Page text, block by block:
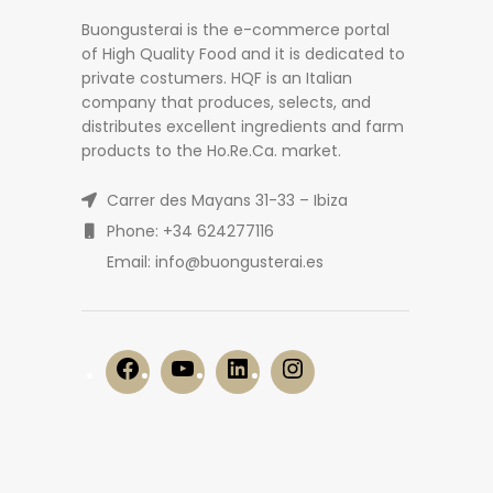
Buongusterai is the e-commerce portal
of High Quality Food and it is dedicated to
private costumers. HQF is an Italian
company that produces, selects, and
distributes excellent ingredients and farm
products to the Ho.Re.Ca. market.
Carrer des Mayans 31-33 – Ibiza
Phone: +34 624277116
Email: info@buongusterai.es